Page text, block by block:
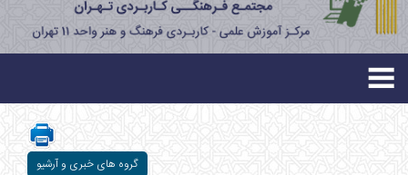
گروه های خبری و آرشیو